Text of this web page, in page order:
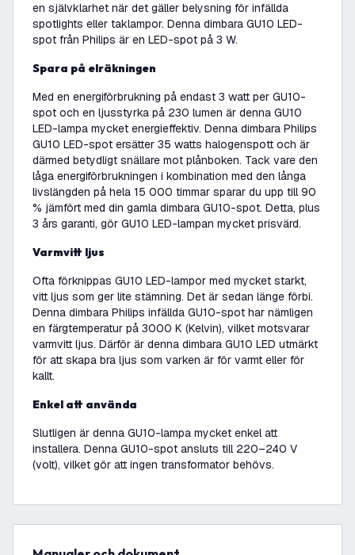
en självklarhet när det gäller belysning för infällda
spotlights eller taklampor. Denna dimbara GU10 LED-
spot från Philips är en LED-spot på 3 W.
Spara på elräkningen
Med en energiförbrukning på endast 3 watt per GU10-
spot och en ljusstyrka på 230 lumen är denna GU10
LED-lampa mycket energieffektiv. Denna dimbara Philips
GU10 LED-spot ersätter 35 watts halogenspott och är
därmed betydligt snällare mot plånboken. Tack vare den
låga energiförbrukningen i kombination med den långa
livslängden på hela 15 000 timmar sparar du upp till 90
% jämfört med din gamla dimbara GU10-spot. Detta, plus
3 års garanti, gör GU10 LED-lampan mycket prisvärd.
Varmvitt ljus
Ofta förknippas GU10 LED-lampor med mycket starkt,
vitt ljus som ger lite stämning. Det är sedan länge förbi.
Denna dimbara Philips infällda GU10-spot har nämligen
en färgtemperatur på 3000 K (Kelvin), vilket motsvarar
varmvitt ljus. Därför är denna dimbara GU10 LED utmärkt
för att skapa bra ljus som varken är för varmt eller för
kallt.
Enkel att använda
Slutligen är denna GU10-lampa mycket enkel att
installera. Denna GU10-spot ansluts till 220–240 V
(volt), vilket gör att ingen transformator behövs.